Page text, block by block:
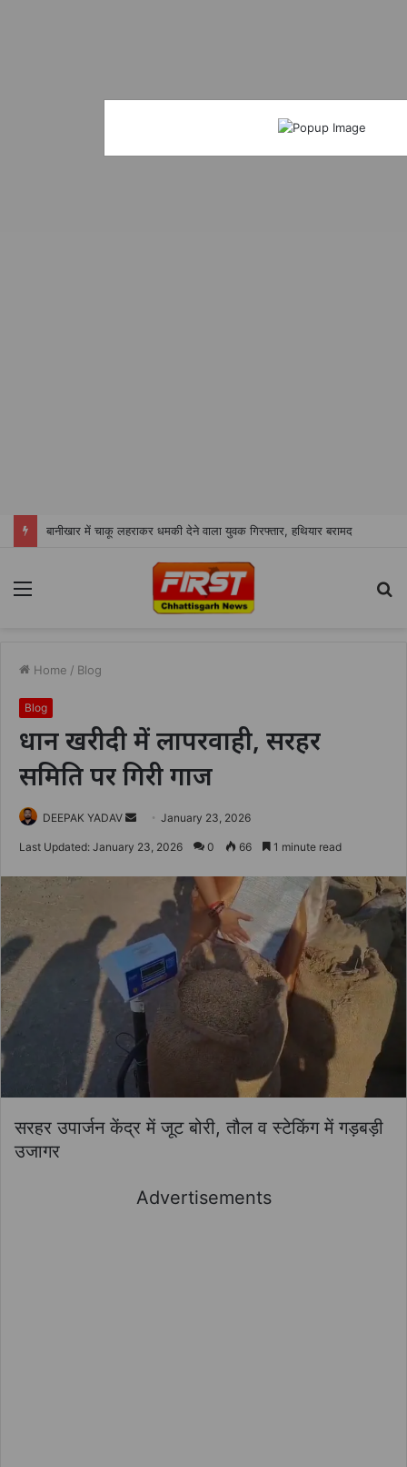
बानीखार में चाकू लहराकर धमकी देने वाला युवक गिरफ्तार, हथियार बरामद
Menu
Home / Blog
Blog
धान खरीदी में लापरवाही, सरहर
समिति पर गिरी गाज
DEEPAK YADAV
SendJanuary 23, 2026
Last Updated: January 23, 2026 0 66 1 minute read
सरहर उपार्जन केंद्र में जूट बोरी, तौल व स्टेकिंग में गड़बड़ी
उजागर
Advertisements